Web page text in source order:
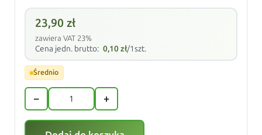
23,90zł
zawiera VAT 23%
Cena jedn. brutto: 0,10zł/1szt.
Średnio
− +